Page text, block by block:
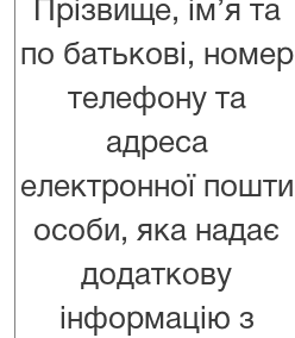
Прізвище, ім’я та
по батькові, номер
телефону та
адреса
електронної пошти
особи, яка надає
додаткову
інформацію з